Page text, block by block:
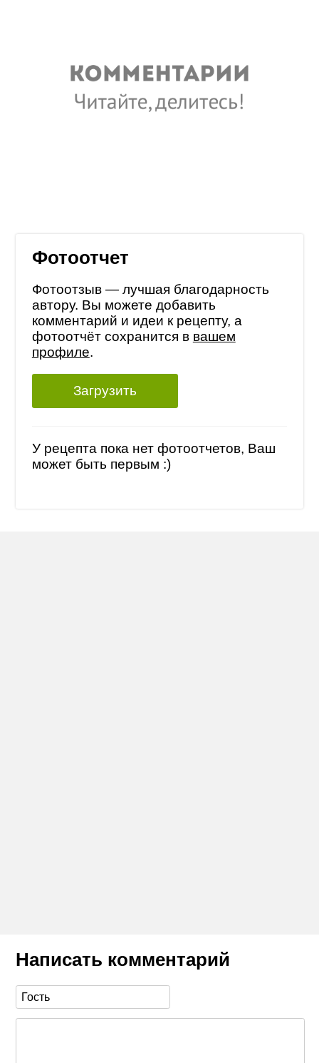
Фотоотчет
Фотоотзыв — лучшая благодарность
автору. Вы можете добавить
комментарий и идеи к рецепту, а
фотоотчёт сохранится в вашем
профиле.
Загрузить
У рецепта пока нет фотоотчетов, Ваш
может быть первым :)
Написать комментарий